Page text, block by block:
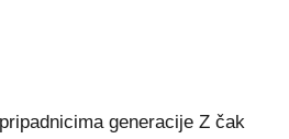
generacije Z čak